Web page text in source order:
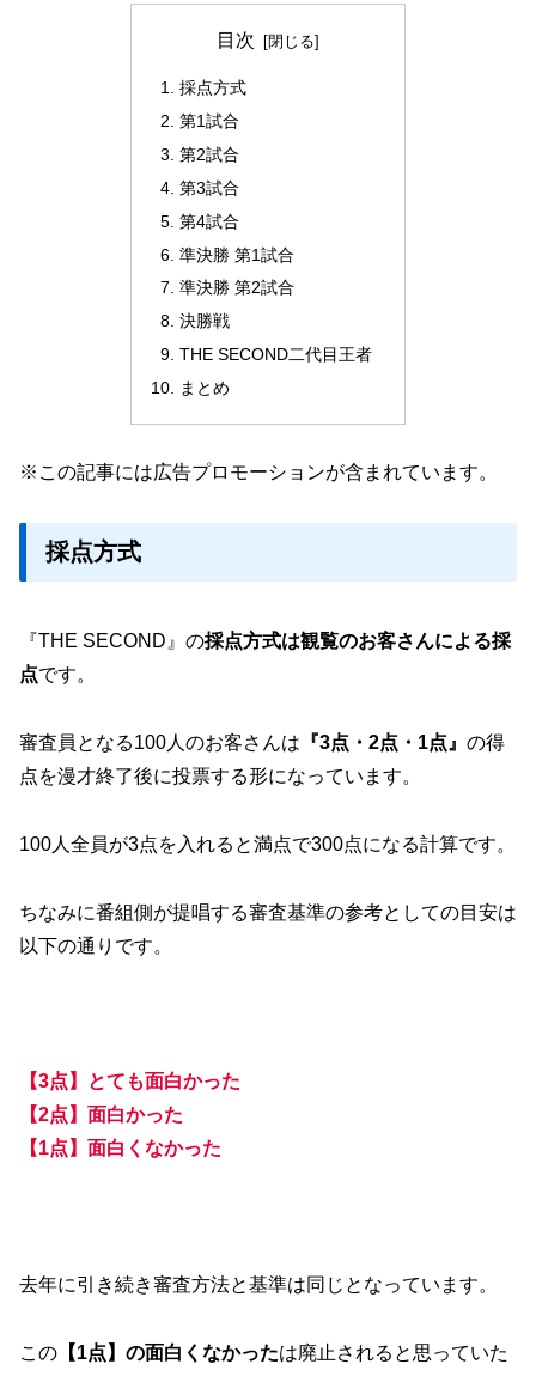
目次
採点方式
第1試合
第2試合
第3試合
第4試合
準決勝 第1試合
準決勝 第2試合
決勝戦
THE SECOND二代目王者
まとめ
※この記事には広告プロモーションが含まれています。
採点方式
『THE SECOND』の採点方式は観覧のお客さんによる採
点です。
審査員となる100人のお客さんは 『3点・2点・1点』 の得
点を漫才終了後に投票する形になっています。
100人全員が3点を入れると満点で300点になる計算です。
ちなみに番組側が提唱する審査基準の参考としての目安は
以下の通りです。
【3点】とても面白かった
【2点】面白かった
【1点】面白くなかった
去年に引き続き審査方法と基準は同じとなっています。
この 【1点】の面白くなかったは廃止されると思っていた